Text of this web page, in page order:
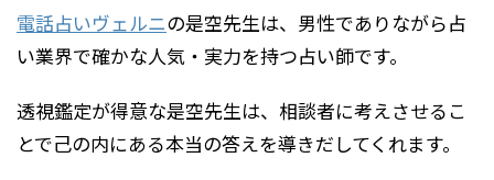
電話占いヴェルニの是空先生は、男性でありながら占
い業界で確かな人気・実力を持つ占い師です。
透視鑑定が得意な是空先生は、相談者に考えさせるこ
とで己の内にある本当の答えを導きだしてくれます。